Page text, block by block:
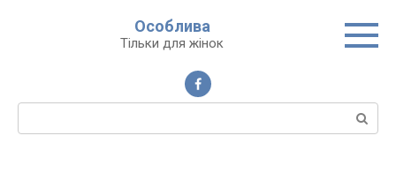
Особлива
Тільки для жінок
Пошук: